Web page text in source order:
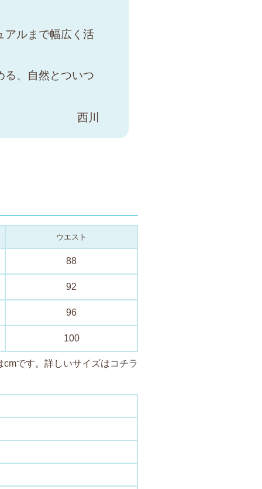
アルまで幅広く活
る、自然とついつ
西川
ウエスト
88
92
96
100
です。詳しいサイズはコチラ